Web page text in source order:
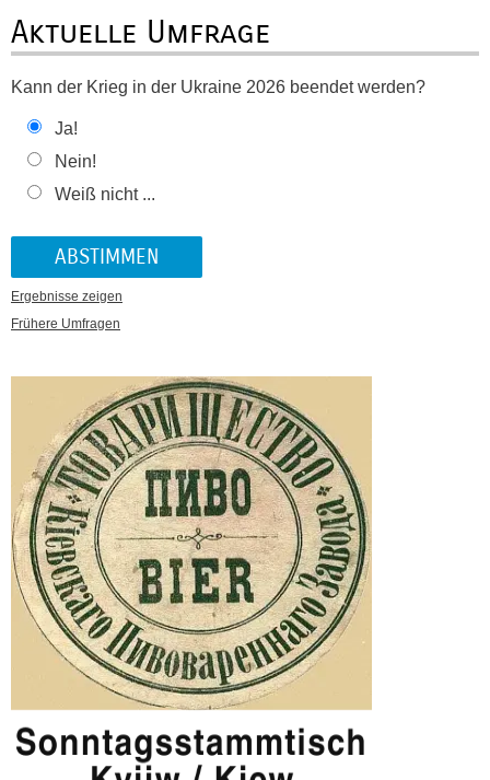
Aktuelle Umfrage
Kann der Krieg in der Ukraine 2026 beendet werden?
Ja!
Nein!
Weiß nicht ...
Ergebnisse zeigen
Frühere Umfragen